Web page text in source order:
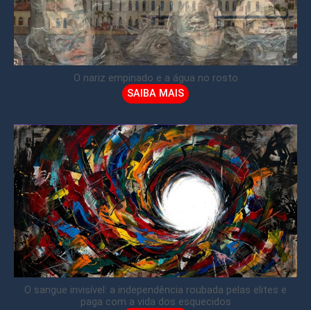
O nariz empinado e a água no rosto
SAIBA MAIS
O sangue invisível: a independência roubada pelas elites e
paga com a vida dos esquecidos